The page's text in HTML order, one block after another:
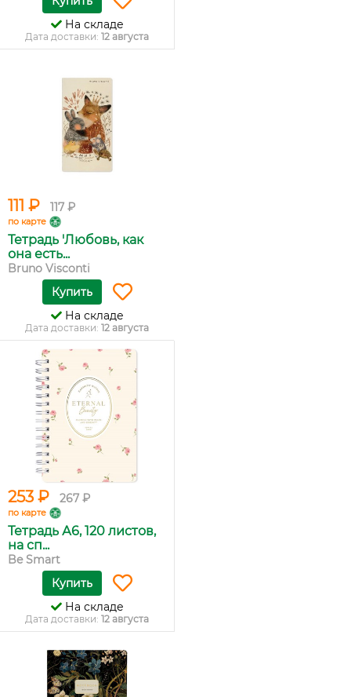
На складе
Дата доставки: 12 августа
111 ₽ 117 ₽
по карте
Тетрадь 'Любовь, как
она есть...
Bruno Visconti
Купить
На складе
Дата доставки: 12 августа
253 ₽ 267 ₽
по карте
Тетрадь А6, 120 листов,
на сп...
Be Smart
Купить
На складе
Дата доставки: 12 августа